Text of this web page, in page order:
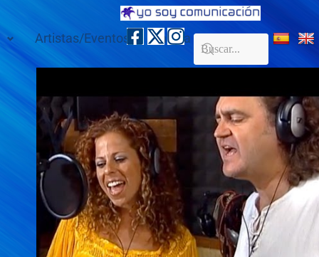
Artistas/Eventos Galería Contacto